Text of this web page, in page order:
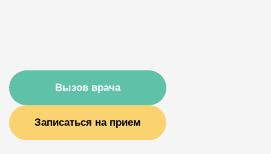
Вызов врача
Записаться на прием